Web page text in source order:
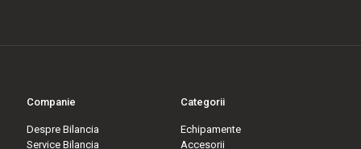
Companie
Despre Bilancia
Service Bilancia
Categorii
Echipamente
Accesorii